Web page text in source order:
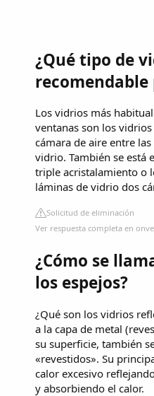
¿Qué tipo de
Los vidrios más
ventanas son los
cámara de aire entre
vidrio. También se está
triple acristalamiento o
láminas de vidrio dos
Solicitud de eliminación
Ver respuesta completa en
¿Cómo se
los espejos?
¿Qué son los vidrios
a la capa de metal
su superficie, también
«revestidos». Su
calor excesivo
y absorbiendo el calor.